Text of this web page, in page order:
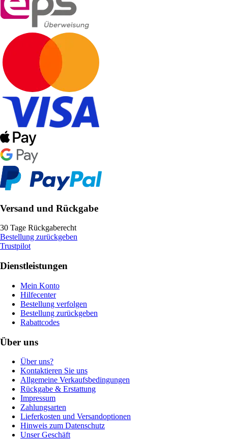
Versand und Rückgabe
30 Tage Rückgaberecht
Bestellung zurückgeben
Trustpilot
Dienstleistungen
Mein Konto
Hilfecenter
Bestellung verfolgen
Bestellung zurückgeben
Rabattcodes
Über uns
Über uns?
Kontaktieren Sie uns
Allgemeine Verkaufsbedingungen
Rückgabe & Erstattung
Impressum
Zahlungsarten
Lieferkosten und Versandoptionen
Hinweis zum Datenschutz
Unser Geschäft